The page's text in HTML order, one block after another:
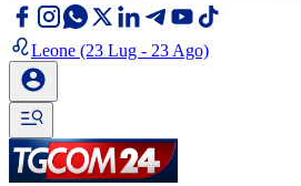
Leone (23 Lug - 23 Ago)